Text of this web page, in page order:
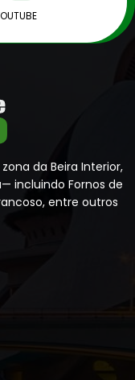
da Beira Interior,
incluindo Fornos de
entre outros